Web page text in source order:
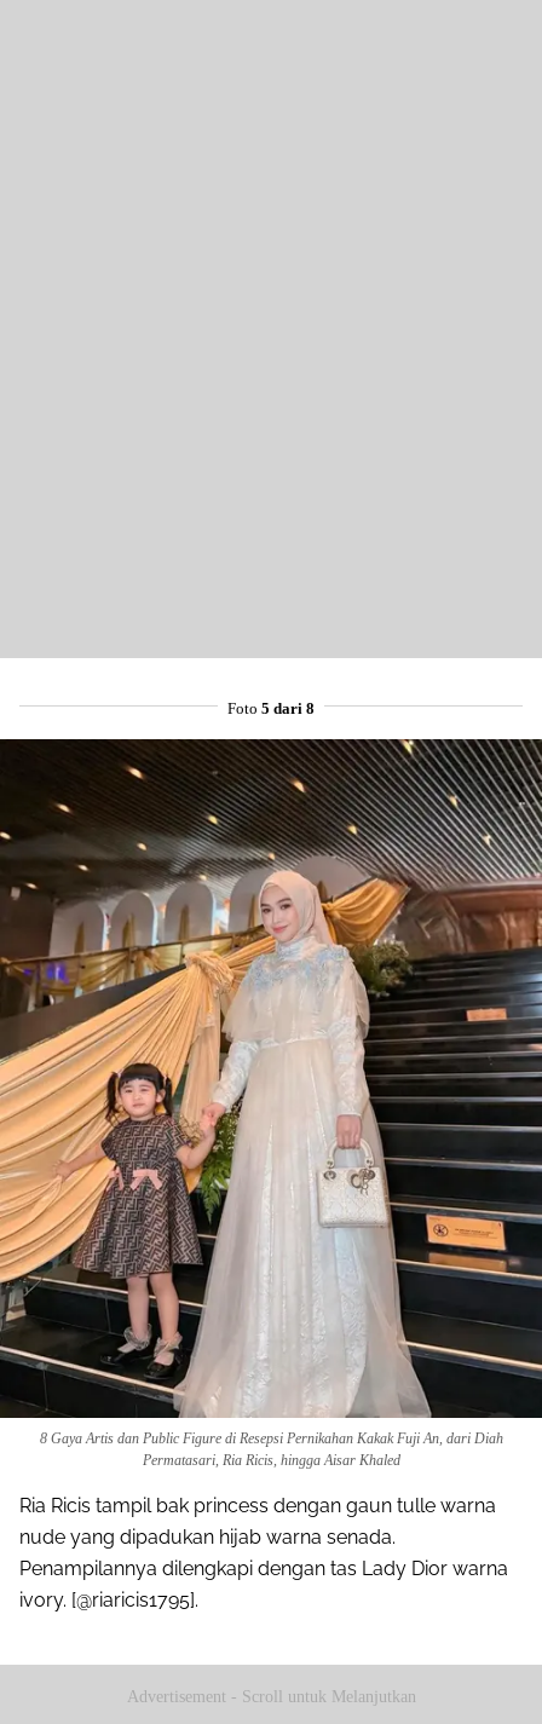
Foto 5 dari 8
8 Gaya Artis dan Public Figure di Resepsi Pernikahan Kakak Fuji An, dari Diah
Permatasari, Ria Ricis, hingga Aisar Khaled
Ria Ricis tampil bak princess dengan gaun tulle warna
nude yang dipadukan hijab warna senada.
Penampilannya dilengkapi dengan tas Lady Dior warna
ivory. [@riaricis1795].
Advertisement - Scroll untuk Melanjutkan